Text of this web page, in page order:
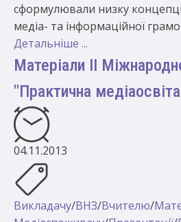
сформулювали низку
медіа- та інформаційної
Детальніше ...
Матеріали ІІ
"Практична
04.11.2013
Викладачу/ВНЗ/Вчителю/